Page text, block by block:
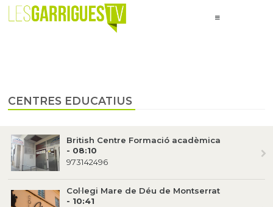
CENTRES EDUCATIUS
British Centre Formació acadèmica
- 08:10
973142496
Col·legi Mare de Déu de Montserrat
- 10:41